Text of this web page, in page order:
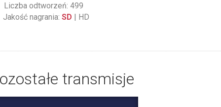
Liczba odtworzeń: 499
Jakość nagrania: SD | HD
transmisje